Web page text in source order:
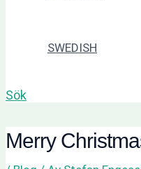
SWEDISH
Sök
Merry